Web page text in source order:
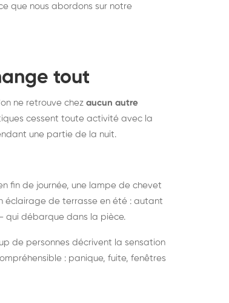
que nous abordons sur notre
tout
ne retrouve chez aucun autre
cessent toute activité avec la
une partie de la nuit.
fin de journée, une lampe de chevet
éclairage de terrasse en été : autant
qui débarque dans la pièce.
de personnes décrivent la sensation
: panique, fuite, fenêtres